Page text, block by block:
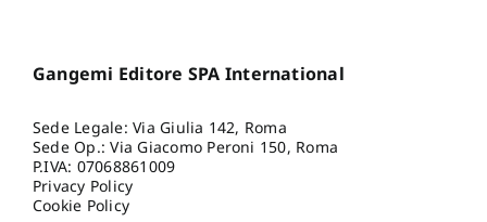
Gangemi Editore SPA International
Sede Legale: Via Giulia 142, Roma
Sede Op.: Via Giacomo Peroni 150, Roma
P.IVA: 07068861009
Privacy Policy
Cookie Policy